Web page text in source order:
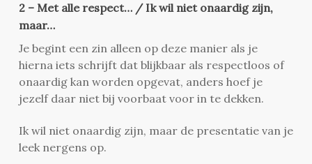
2 – Met alle respect… / Ik wil niet onaardig zijn,
maar…
Je begint een zin alleen op deze manier als je
hierna iets schrijft dat blijkbaar als respectloos of
onaardig kan worden opgevat, anders hoef je
jezelf daar niet bij voorbaat voor in te dekken.
Ik wil niet onaardig zijn, maar de presentatie van je
leek nergens op.